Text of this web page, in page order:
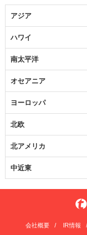
アジア
ハワイ
南太平洋
オセアニア
ヨーロッパ
北欧
北アメリカ
中近東
会社概要 IR情報